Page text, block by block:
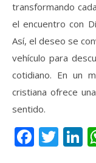
transformando
el encuentro con
Así, el deseo se
vehículo para
cotidiano. En un
cristiana ofrece
sentido.